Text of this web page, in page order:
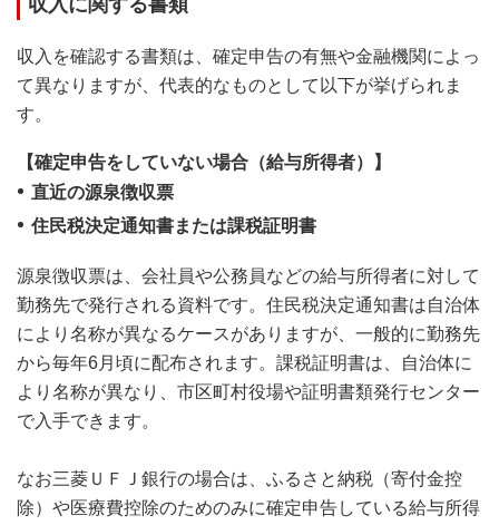
収入を確認する書類は、確定申告の有無や金融機関によっ
て異なりますが、代表的なものとして以下が挙げられま
す。
【確定申告をしていない場合（給与所得者）】
直近の源泉徴収票
住民税決定通知書または課税証明書
源泉徴収票は、会社員や公務員などの給与所得者に対して
勤務先で発行される資料です。住民税決定通知書は自治体
により名称が異なるケースがありますが、一般的に勤務先
から毎年6月頃に配布されます。課税証明書は、自治体に
より名称が異なり、市区町村役場や証明書類発行センター
で入手できます。
なお三菱ＵＦＪ銀行の場合は、ふるさと納税（寄付金控
除）や医療費控除のためのみに確定申告している給与所得